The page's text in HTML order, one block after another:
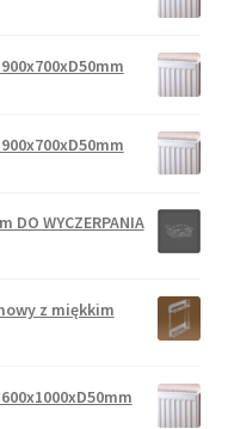
WYCZERPANIA
z miękkim